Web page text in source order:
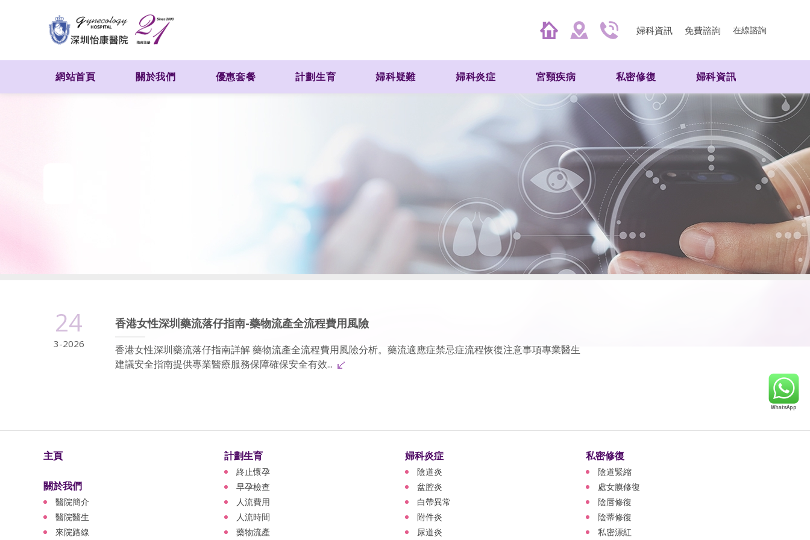
婦科資訊 免費諮詢 在線諮詢
網站首頁 關於我們 優惠套餐 計劃生育 婦科疑難 婦科炎症 宮頸疾病 私密修復 婦科資訊
24
3-2026
香港女性深圳藥流落仔指南-藥物流產全流程費用風險
香港女性深圳藥流落仔指南詳解 藥物流產全流程費用風險分析。藥流適應症禁忌症流程恢復注意事項專業醫生
建議安全指南提供專業醫療服務保障確保安全有效...
主頁
關於我們
醫院簡介
醫院醫生
來院路線
計劃生育
終止懷孕
早孕檢查
人流費用
人流時間
藥物流產
婦科炎症
陰道炎
盆腔炎
白帶異常
附件炎
尿道炎
私密修復
陰道緊縮
處女膜修復
陰唇修復
陰蒂修復
私密漂紅